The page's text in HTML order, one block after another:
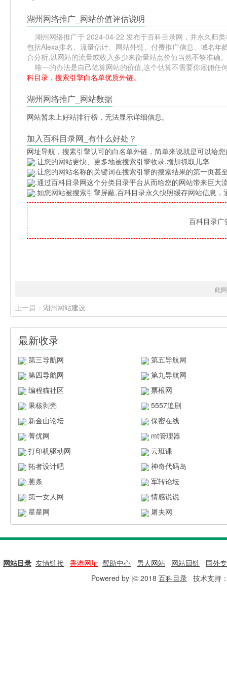
湖州网络推广_网站价值评估说明
湖州网络推广于 2024-04-22 发布于百科目录网，并永久归
包括Alexa排名、流量估计、网站外链、付费推广信息、域名
合分析,以网站的流量或收入多少来衡量站点价值当然不够准确
唯一的办法是自己笔算网站的价值,这个估算不需要你雇佣任
科目录，搜索引擎白名单优质外链。
湖州网络推广_网站数据
网站暂未上好站排行榜，无法显示详细信息。
加入百科目录网_有什么好处？
网址导航 ，搜素引擎认可的白名单外链，简单来说就是可以给
.让您的网站更快、更多地被搜索引擎收录,增加抓取几率
.让您的网站名称的关键词在搜索引擎的搜索结果的第一页甚
.通过百科目录网这个分类目录平台从而给您的网站带来巨大
.如您网站被搜索引擎屏蔽,百科目录永久快照缓存网站信息
百科目录
此
上一篇： 湖州网站建设
最新收录
第三导航网
第五导航网
第四导航网
第九导航网
编程猫社区
票根网
果核剥壳
5557追剧
新金山论坛
保密在线
菁优网
mt管理器
打印机驱动网
云班课
拓者设计吧
神奇代码岛
葱条
军转论坛
第一女人网
情感说说
星星网
屠夫网
网站目录 友情链接 香港网址 帮助中心 男人网站 网站回链
国外
Powered by |© 2018 百科目录技术支持